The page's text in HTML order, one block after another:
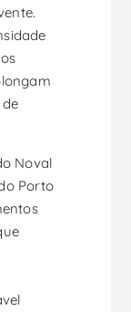
Noval
Porto